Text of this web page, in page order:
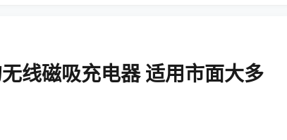
线磁吸充电器 适用市面大多